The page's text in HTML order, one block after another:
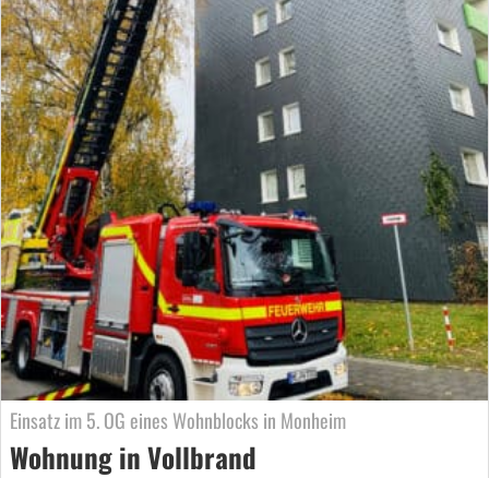
Einsatz im 5. OG eines Wohnblocks in Monheim
Wohnung in Vollbrand